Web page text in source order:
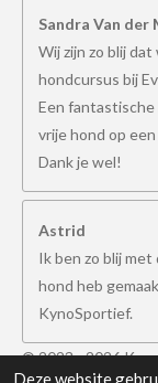
Deze website
Sandra Van der
Wij zijn zo blij
hondcursus bij
Een
vrije hond op
Dank je wel!
Astrid
Ik ben zo blij
hond heb
KynoSportief.
© 2023 - 2026